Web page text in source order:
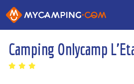
Camping Onlycamp